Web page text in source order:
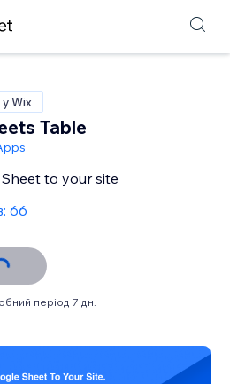
Wix
Table
to your site
66
період 7 дн.